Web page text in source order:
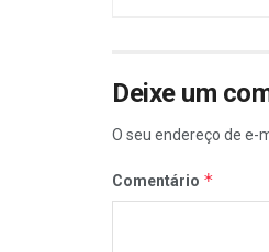
Deixe um
O seu endereço de e-
Comentário *